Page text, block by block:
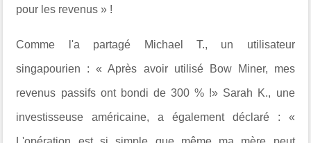
pour les revenus » !
Comme l'a partagé Michael T., un utilisateur
singapourien : « Après avoir utilisé Bow Miner, mes
revenus passifs ont bondi de 300 % !» Sarah K., une
investisseuse américaine, a également déclaré : «